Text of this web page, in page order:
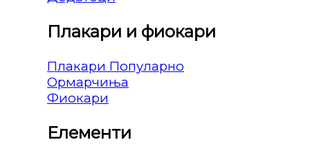
Плакари и фиокари
Плакари
Ормарчиња
Фиокари
Елементи